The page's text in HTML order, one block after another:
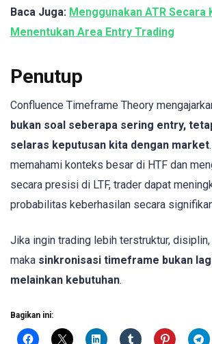
Baca Juga: Menggunakan ATR
Menentukan Area Entry Trading
Penutup
Confluence Timeframe Theory
bukan soal seberapa sering entry,
selaras keputusan kita dengan market
memahami konteks besar di HTF dan
secara presisi di LTF, trader dapat
probabilitas keberhasilan secara
Jika ingin trading lebih terstruktur,
maka sinkronisasi timeframe bukan
melainkan kebutuhan.
Bagikan ini: